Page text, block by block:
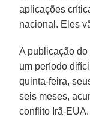
aplicações
nacional. Eles
A publicação do
um período
quinta-feira,
seis meses,
conflito Irã-EUA.